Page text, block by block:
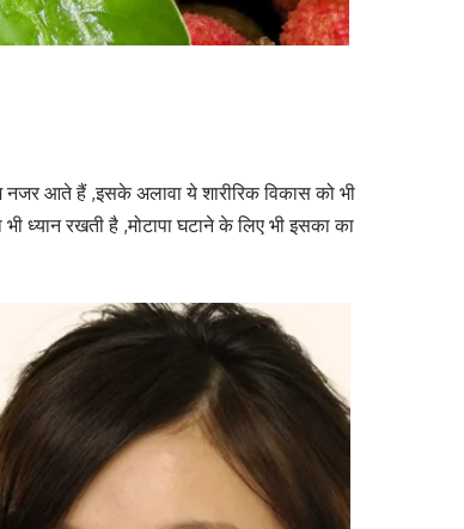
आते हैं ,इसके अलावा ये शारीरिक विकास को भी
ध्यान रखती है ,मोटापा घटाने के लिए भी इसका का